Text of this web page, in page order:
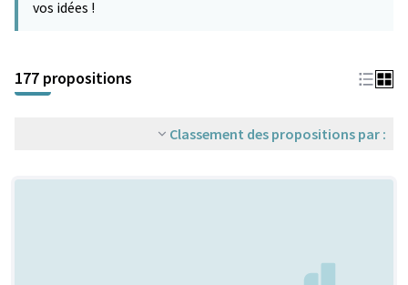
vos idées !
177 propositions
Classement des propositions par :